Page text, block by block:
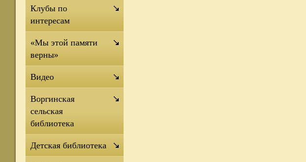
Клубы по
интересам
«Мы этой памяти
верны»
Видео
Воргинская
сельская
библиотека
Детская библиотека